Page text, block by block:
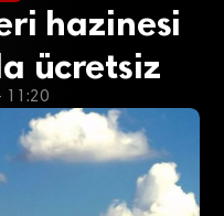
hazinesi
ücretsiz
11:20